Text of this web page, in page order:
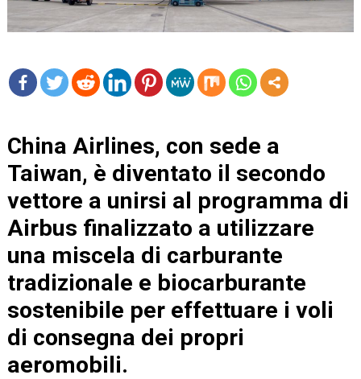
China Airlines, con sede a
Taiwan, è diventato il secondo
vettore a unirsi al programma di
Airbus finalizzato a utilizzare
una miscela di carburante
tradizionale e biocarburante
sostenibile per effettuare i voli
di consegna dei propri
aeromobili.